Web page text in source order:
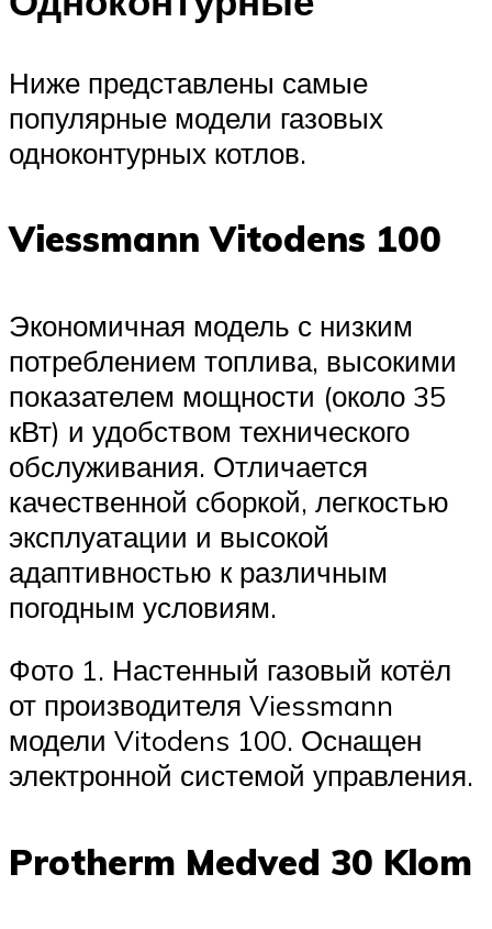
Ниже представлены самые
популярные модели газовых
одноконтурных котлов.
Viessmann Vitodens 100
Экономичная модель с низким
потреблением топлива, высокими
показателем мощности (около 35
кВт) и удобством технического
обслуживания. Отличается
качественной сборкой, легкостью
эксплуатации и высокой
адаптивностью к различным
погодным условиям.
Фото 1. Настенный газовый котёл
от производителя Viessmann
модели Vitodens 100. Оснащен
электронной системой управления.
Protherm Medved 30 Klom